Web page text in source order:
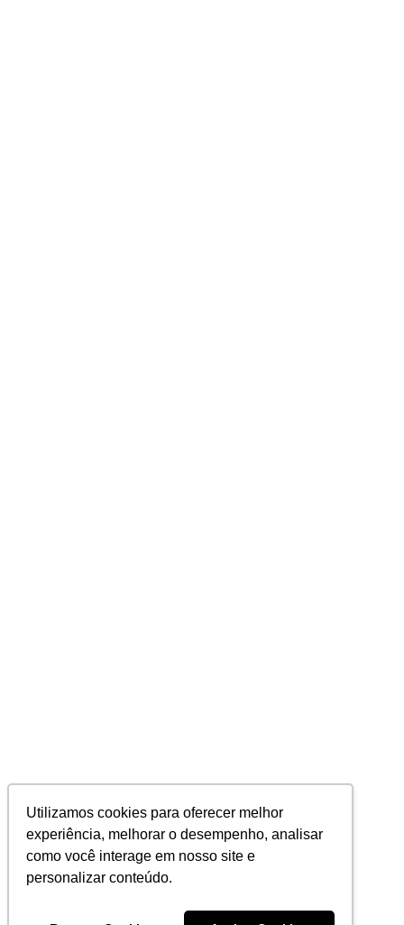
Utilizamos cookies para oferecer melhor
experiência, melhorar o desempenho, analisar
como você interage em nosso site e
personalizar conteúdo.